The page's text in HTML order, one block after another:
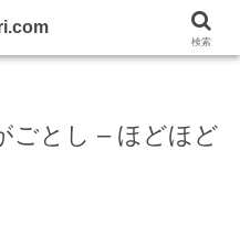
ごとし – ほどほど
検索